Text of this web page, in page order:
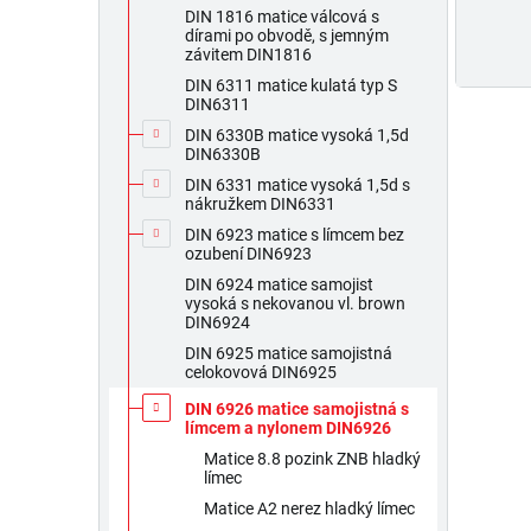
DIN 1816 matice válcová s
dírami po obvodě, s jemným
závitem DIN1816
DIN 6311 matice kulatá typ S
DIN6311
DIN 6330B matice vysoká 1,5d
DIN6330B
DIN 6331 matice vysoká 1,5d s
nákružkem DIN6331
DIN 6923 matice s límcem bez
ozubení DIN6923
DIN 6924 matice samojist
vysoká s nekovanou vl. brown
DIN6924
DIN 6925 matice samojistná
celokovová DIN6925
DIN 6926 matice samojistná s
límcem a nylonem DIN6926
Matice 8.8 pozink ZNB hladký
límec
Matice A2 nerez hladký límec